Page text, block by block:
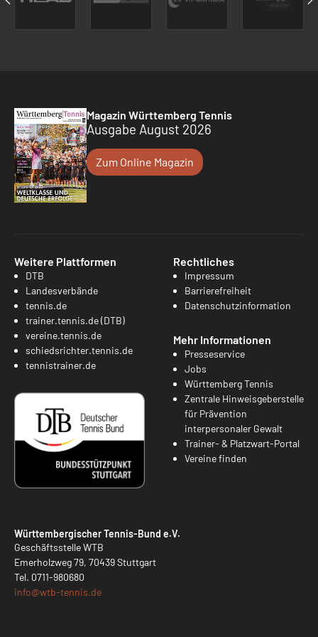
Magazin Württemberg Tennis
Ausgabe August 2026
Zum Online Magazin
Weitere Plattformen
DTB
Landesverbände
tennis.de
trainer.tennis.de (DTB)
vereine.tennis.de
schiedsrichter.tennis.de
tennistrainer.de
Rechtliches
Impressum
Barrierefreiheit
Datenschutzinformation
Mehr Informationen
Presseservice
Jobs
Württemberg Tennis
Zentrale Hinweisgeberstelle
für Prävention
interpersonaler Gewalt
Trainer- & Platzwart-Portal
Vereine finden
Württembergischer Tennis-Bund e.V.
Geschäftsstelle WTB
Emerholzweg 79, 70439 Stuttgart
Tel. 0711-980680
info@wtb-tennis.de